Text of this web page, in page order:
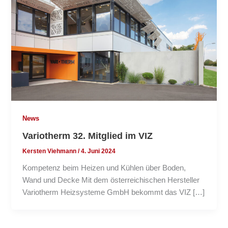
News
Variotherm 32. Mitglied im VIZ
Kersten Viehmann/4. Juni 2024
Kompetenz beim Heizen und Kühlen über Boden,
Wand und Decke Mit dem österreichischen Hersteller
Variotherm Heizsysteme GmbH bekommt das VIZ […]